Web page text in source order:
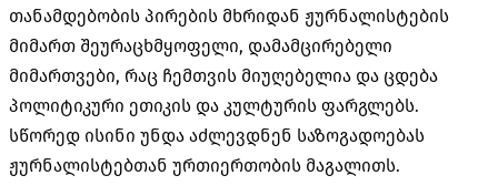
თანამდებობის პირების მხრიდან ჟურნალისტების
მიმართ შეურაცხმყოფელი, დამამცირებელი
მიმართვები, რაც ჩემთვის მიუღებელია და ცდება
პოლიტიკური ეთიკის და კულტურის ფარგლებს.
სწორედ ისინი უნდა აძლევდნენ საზოგადოებას
ჟურნალისტებთან ურთიერთობის მაგალითს.